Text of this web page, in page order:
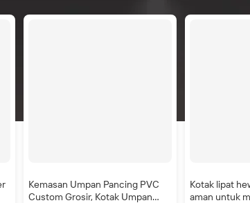
Kemasan Umpan Pancing PVC
Custom Grosir, Kotak Umpan
Kotak lipat
aman untuk